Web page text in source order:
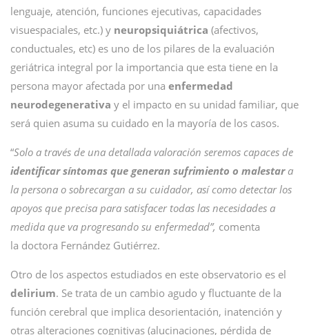
lenguaje, atención, funciones ejecutivas, capacidades
visuespaciales, etc.) y neuropsiquiátrica (afectivos,
conductuales, etc) es uno de los pilares de la evaluación
geriátrica integral por la importancia que esta tiene en la
persona mayor afectada por una enfermedad
neurodegenerativa y el impacto en su unidad familiar, que
será quien asuma su cuidado en la mayoría de los casos.
“Solo a través de una detallada valoración seremos capaces de
identificar síntomas que generan sufrimiento o malestara
la persona o sobrecargan a su cuidador, así como detectar los
apoyos que precisa para satisfacer todas las necesidades a
medida que va progresando su enfermedad”, comenta
la doctora Fernández Gutiérrez.
Otro de los aspectos estudiados en este observatorio es el
delirium. Se trata de un cambio agudo y fluctuante de la
función cerebral que implica desorientación, inatención y
otras alteraciones cognitivas (alucinaciones, pérdida de